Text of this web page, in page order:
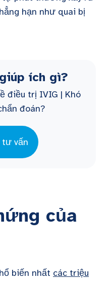
hạn như quai bị
ích gì?
điều trị IVIG | Khó
đoán?
tư vấn
của
biến nhất các triệu